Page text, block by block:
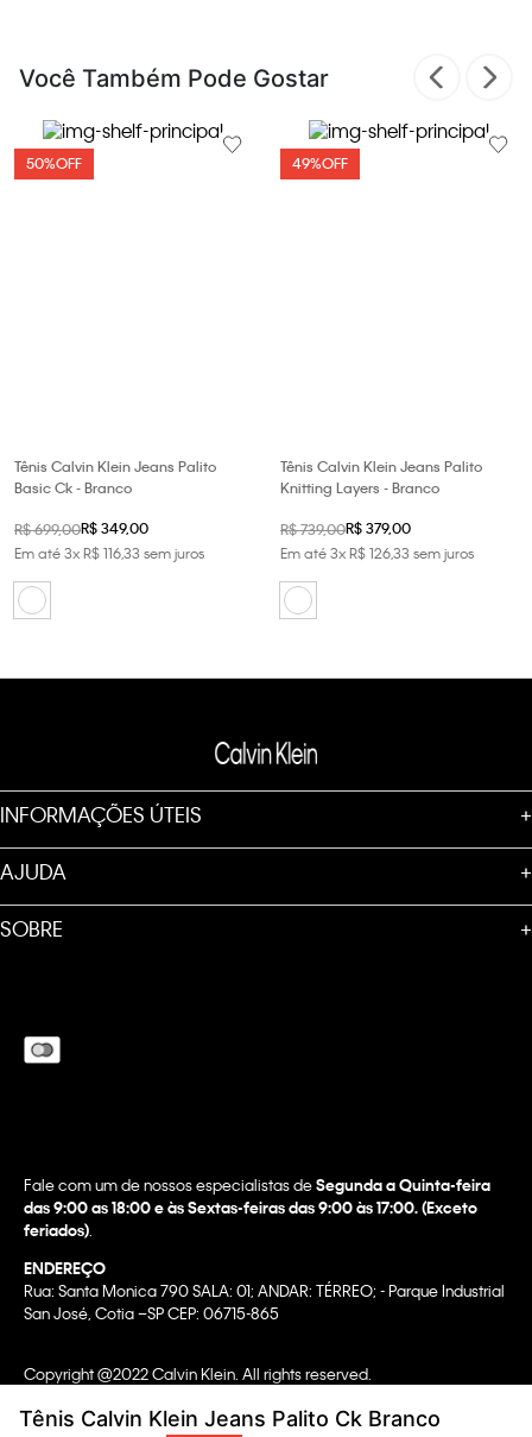
Tênis Calvin Klein Jeans Palito Ck Branco
Você Também Pode Gostar
50%OFF
Tênis Calvin Klein Jeans Palito
Basic Ck - Branco
R$699,00R$349,00
Em até3xR$11633 sem juros
49%OFF
Tênis Calvin Klein Jeans Palito
Knitting Layers - Branco
R$739,00R$379,00
Em até3xR$12633 sem juros
INFORMAÇÕES ÚTEIS +
AJUDA +
SOBRE +
Fale com um de nossos especialistas deSegunda a Quinta-feira
das 9:00 as 18:00 e às Sextas-feiras das 9:00 às 17:00. (Exceto
feriados)
ENDEREÇO
Rua: Santa Monica 790 SALA: 01; ANDAR: TÉRREO; - Parque Industrial
San José, Cotia –SP CEP: 06715-865
Copyright @2022 Calvin Klein. All rights reserved.